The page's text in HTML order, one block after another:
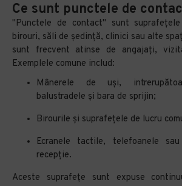
Ce sunt punctele de
"Punctele de contact" sunt
birouri, săli de ședință, clinici sau alte
sunt frecvent atinse de angajați,
Exemplele comune includ:
Mânerele de uși,
balustradele și bara de sprijin;
Birourile și suprafețele de lucru
Ecranele tactile, telefoanele
recepție.
Aceste suprafețe sunt expuse